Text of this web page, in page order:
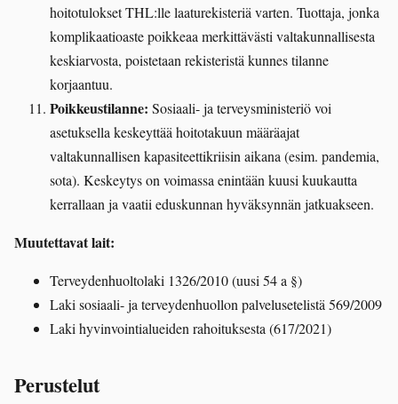
hoitotulokset THL:lle laaturekisteriä varten. Tuottaja, jonka
komplikaatioaste poikkeaa merkittävästi valtakunnallisesta
keskiarvosta, poistetaan rekisteristä kunnes tilanne
korjaantuu.
Poikkeustilanne: Sosiaali- ja terveysministeriö voi
asetuksella keskeyttää hoitotakuun määräajat
valtakunnallisen kapasiteettikriisin aikana (esim. pandemia,
sota). Keskeytys on voimassa enintään kuusi kuukautta
kerrallaan ja vaatii eduskunnan hyväksynnän jatkuakseen.
Muutettavat lait:
Terveydenhuoltolaki 1326/2010 (uusi 54 a §)
Laki sosiaali- ja terveydenhuollon palvelusetelistä 569/2009
Laki hyvinvointialueiden rahoituksesta (617/2021)
Perustelut